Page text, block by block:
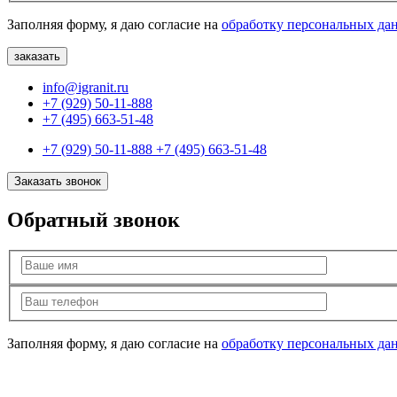
Заполняя форму, я даю согласие на обработку персональных
info@igranit.ru
+7 (929) 50-11-888
+7 (495) 663-51-48
+7 (929) 50-11-888 +7 (495) 663-51-48
Заказать звонок
Обратный звонок
Заполняя форму, я даю согласие на обработку персональных